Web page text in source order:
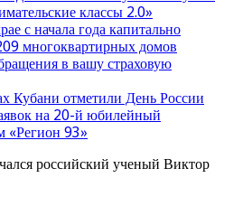
классы 2.0»
с начала года капитально
многоквартирных домов
в вашу страховую
Кубани отметили День России
на 20-й юбилейный
«Регион 93»
российский ученый Виктор